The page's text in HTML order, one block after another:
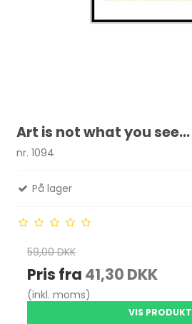
Art is not what you see...
nr. 1094
På lager
59,00 DKK
Pris fra 41,30 DKK
(inkl. moms)
VIS PRODUKT